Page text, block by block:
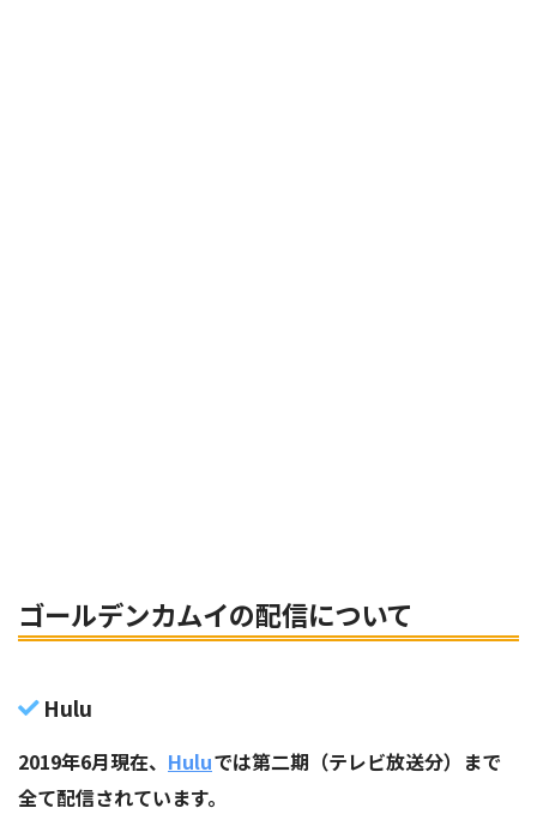
ゴールデンカムイの配信について
Hulu
2019年6月現在、 Huluでは第二期（テレビ放送分）まで
全て配信されています。